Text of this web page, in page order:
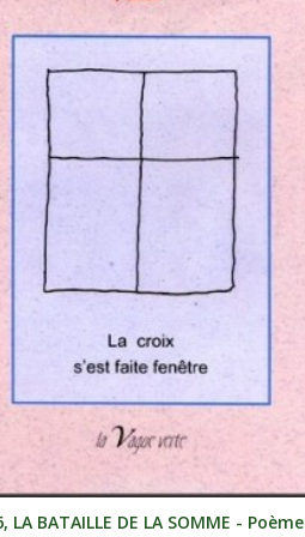
LA BATAILLE DE LA SOMME - Poème